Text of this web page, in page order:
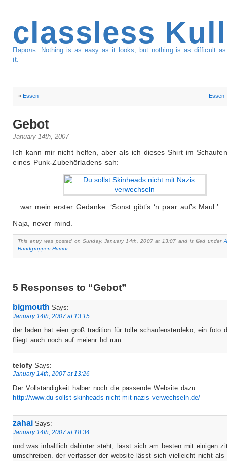
classless
Пароль: Nothing is as easy as it looks, but nothing is as difficult
it.
«Essen Essen
Gebot
January 14th, 2007
Ich kann mir nicht helfen, aber als ich dieses Shirt im
eines Punk-Zubehörladens sah:
…war mein erster Gedanke: ‘Sonst gibt’s ‘n paar auf’s Maul.’
Naja, never mind.
This entry was posted on Sunday, January 14th, 2007 at 13:07 and is filed under
Randgruppen-Humor
5 Responses to “Gebot”
bigmouth Says:
January 14th, 2007 at 13:15
der laden hat eien groß tradition für tolle schaufensterdeko, ein foto
fliegt auch noch auf meienr hd rum
telofy Says:
January 14th, 2007 at 13:26
Der Vollständigkeit halber noch die passende Website dazu:
http://www.du-sollst-skinheads-nicht-mit-nazis-verwechseln.de/
zahai Says:
January 14th, 2007 at 18:34
und was inhaltlich dahinter steht, lässt sich am besten mit einigen
umschreiben. der verfasser der website lässt sich vielleicht nicht als